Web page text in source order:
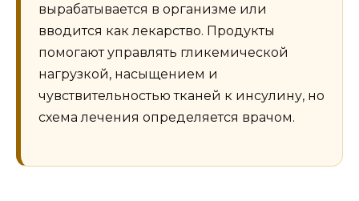
вырабатывается в организме или
вводится как лекарство. Продукты
помогают управлять гликемической
нагрузкой, насыщением и
чувствительностью тканей к инсулину, но
схема лечения определяется врачом.